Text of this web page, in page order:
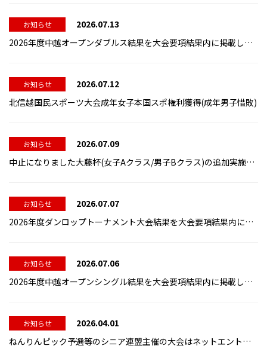
お知らせ
2026.07.13
2026年度中越オープンダブルス結果を大会要項結果内に掲載しました。
お知らせ
2026.07.12
北信越国民スポーツ大会成年女子本国スポ権利獲得(成年男子惜敗)
お知らせ
2026.07.09
中止になりました大藤杯(女子Aクラス/男子Bクラス)の追加実施要項を大会要項結果内に掲載しました。
お知らせ
2026.07.07
2026年度ダンロップトーナメント大会結果を大会要項結果内に掲載しました。
お知らせ
2026.07.06
2026年度中越オープンシングル結果を大会要項結果内に掲載しました。
お知らせ
2026.04.01
ねんりんピック予選等のシニア連盟主催の大会はネットエントリーではありませんのでご注意ください。